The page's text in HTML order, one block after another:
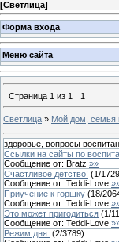
[Светлица]
Форма входа
Меню сайта
Страница 1 из 1 1
Светлица » Мой дом, семья
здоровье, вопросы
Ссылки на сайты по
Сообщение от: Bratz »»
Счастливое детство! (1/1729
Сообщение от: Teddi-Love
Приучение к горшку (18/
Сообщение от: Teddi-Love
Это может пригодиться (1/
Сообщение от: Teddi-Love
Режим дня. (2/3789)